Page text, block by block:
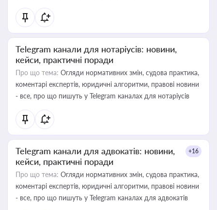
Telegram канали для нотаріусів: новини,
кейси, практичні поради
Про що тема: Огляди нормативних змін, судова практика,
коментарі експертів, юридичні алгоритми, правові новини
- все, про що пишуть у Telegram каналах для нотаріусів
Telegram канали для адвокатів: новини,
кейси, практичні поради
+16
Про що тема: Огляди нормативних змін, судова практика,
коментарі експертів, юридичні алгоритми, правові новини
- все, про що пишуть у Telegram каналах для адвокатів